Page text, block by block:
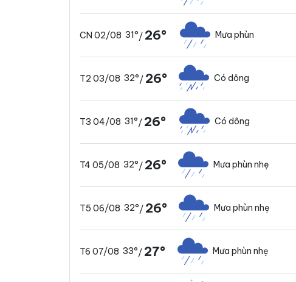
CN 02/08 31°/ 26° Mưa phùn
T2 03/08 32°/ 26° Có dông
T3 04/08 31°/ 26° Có dông
T4 05/08 32°/ 26° Mưa phùn nhẹ
T5 06/08 32°/ 26° Mưa phùn nhẹ
T6 07/08 33°/ 27° Mưa phùn nhẹ